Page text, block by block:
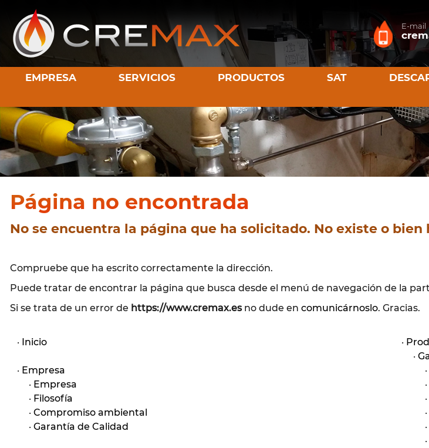
E-mail
EMPRESA SERVICIOS PRODUCTOS SAT
Página no encontrada
No se encuentra la página que ha solicitado. No existe o
Compruebe que ha escrito correctamente la dirección.
Puede tratar de encontrar la página que busca desde el menú de navegación de la
Si se trata de un error de https://www.cremax.esno dude encomunicárnoslo. Gracias.
· Inicio
· Empresa
· Empresa
· Filosofía
·Compromiso ambiental
·Garantía de Calidad
·
·
·
·
·
·
·
·